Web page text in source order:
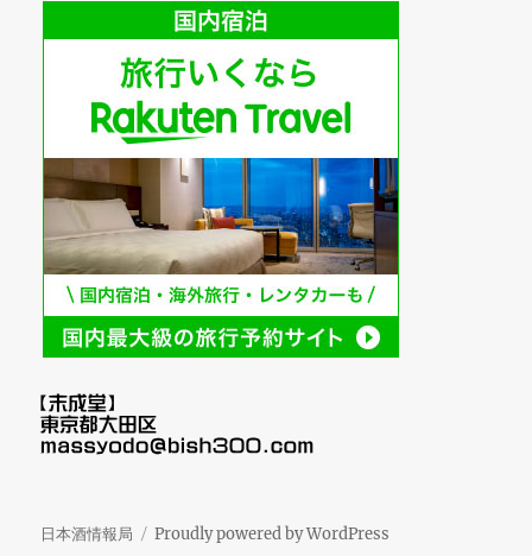
日本酒情報局 Proudly powered by WordPress